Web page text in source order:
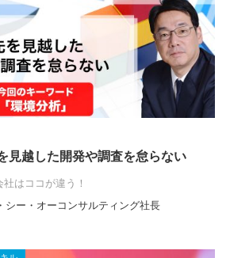
見越した開発や調査を怠らない
はココが違う！
シー・オーコンサルティング社長